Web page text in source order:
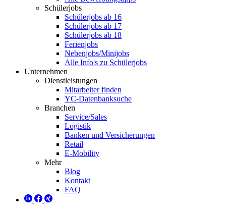
Schülerjobs
Schülerjobs ab 16
Schülerjobs ab 17
Schülerjobs ab 18
Ferienjobs
Nebenjobs/Minijobs
Alle Info's zu Schülerjobs
Unternehmen
Dienstleistungen
Mitarbeiter finden
YC-Datenbanksuche
Branchen
Service/Sales
Logistik
Banken und Versicherungen
Retail
E-Mobility
Mehr
Blog
Kontakt
FAQ